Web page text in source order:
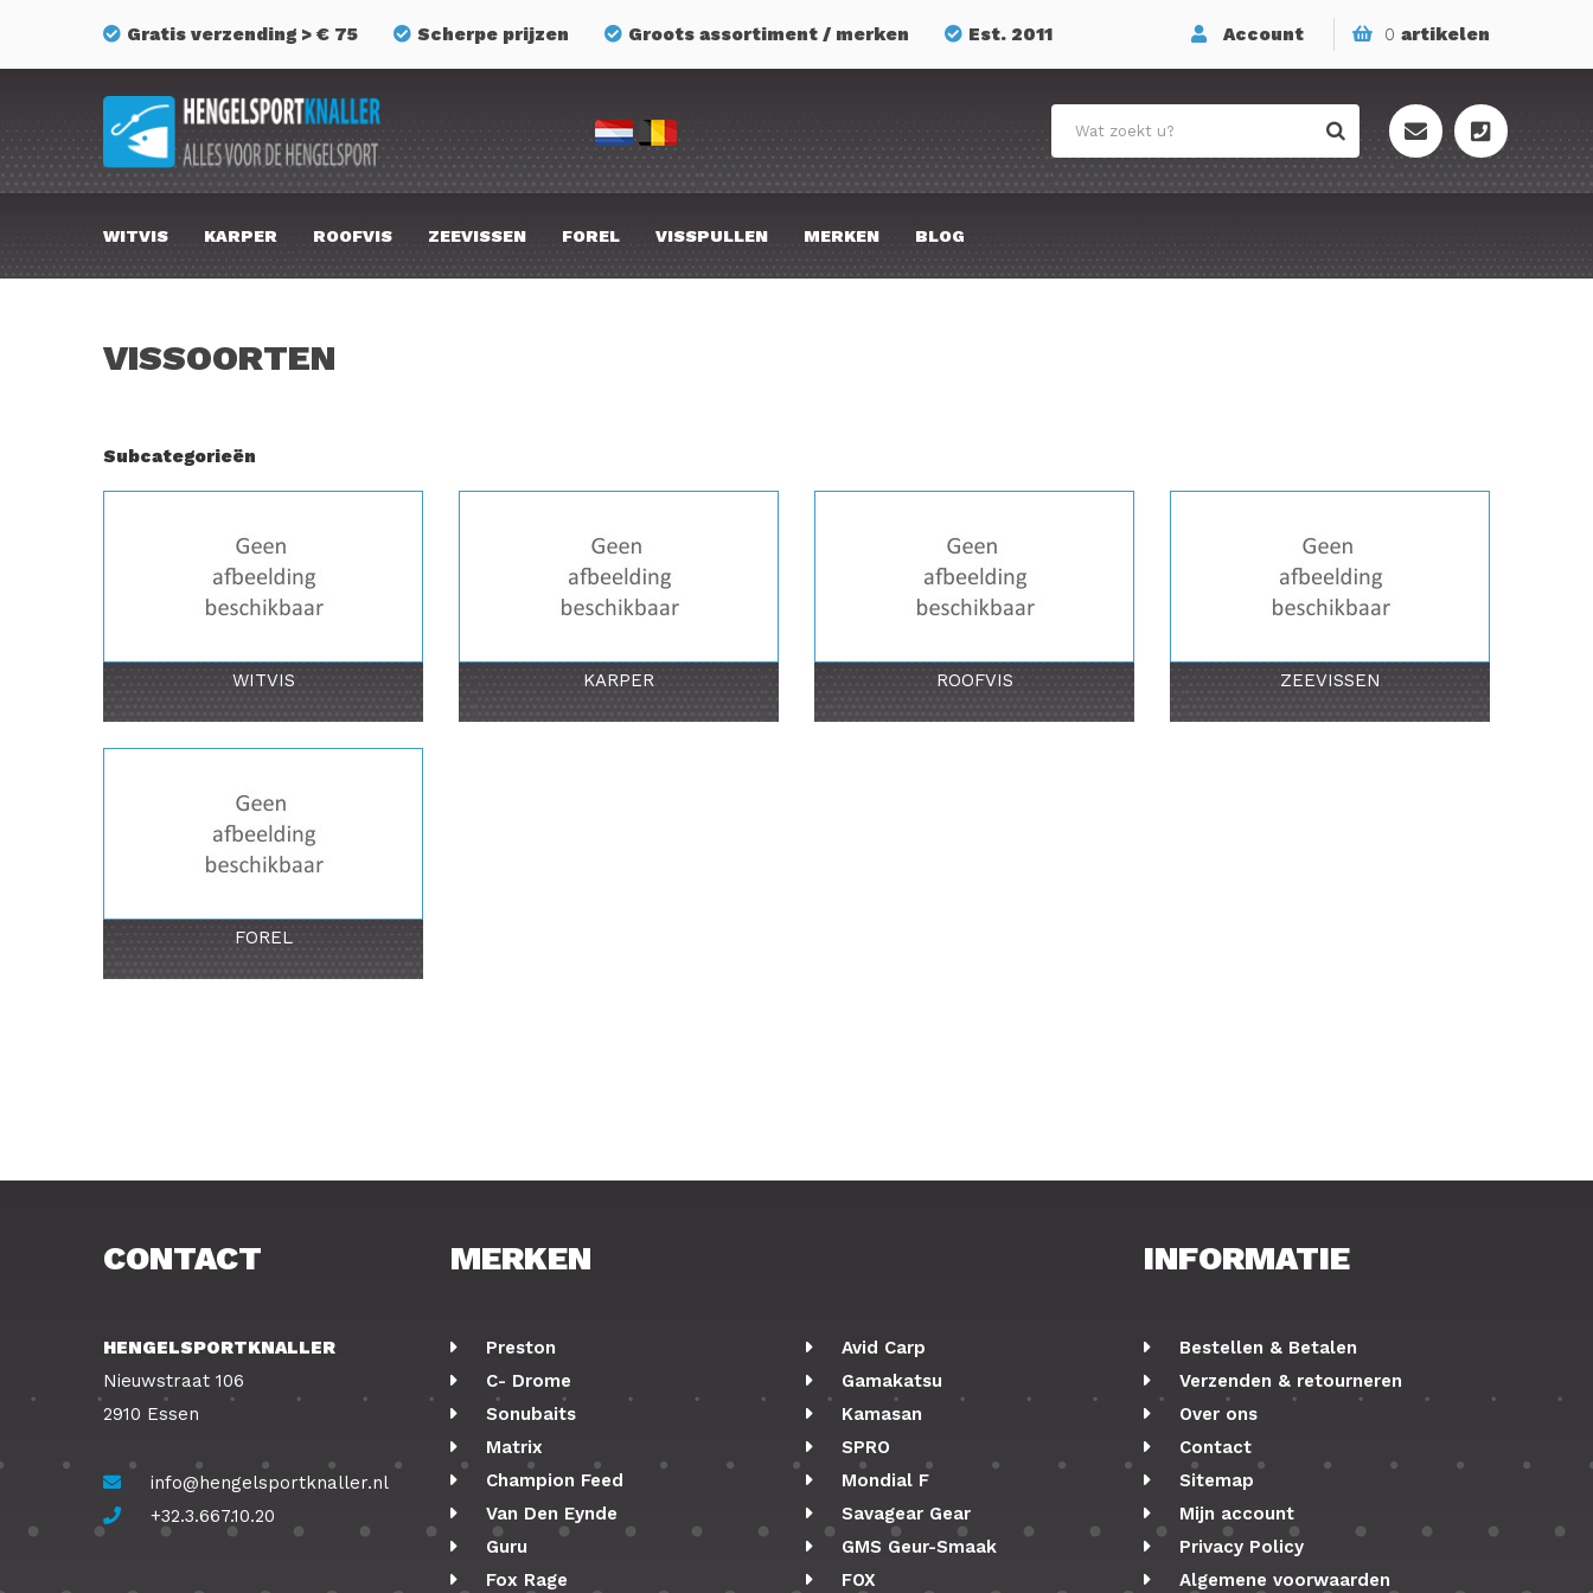
Gratis verzending > € 75 Scherpe prijzen Groots assortiment / merken Est. 2011 0 artikelen
Account
WITVIS KARPER ROOFVIS ZEEVISSEN FOREL VISSPULLEN MERKEN BLOG
VISSOORTEN
Subcategorieën
WITVIS KARPER ROOFVIS ZEEVISSEN
FOREL
CONTACT
HENGELSPORTKNALLER
Nieuwstraat 106
2910 Essen
info@hengelsportknaller.nl
+32.3.667.10.20
MERKEN
Preston
C- Drome
Sonubaits
Matrix
Champion Feed
Van Den Eynde
Guru
Fox Rage
Avid Carp
Gamakatsu
Kamasan
SPRO
Mondial F
Savagear Gear
GMS Geur-Smaak
FOX
INFORMATIE
Bestellen & Betalen
Verzenden & retourneren
Over ons
Contact
Sitemap
Mijn account
Privacy Policy
Algemene voorwaarden